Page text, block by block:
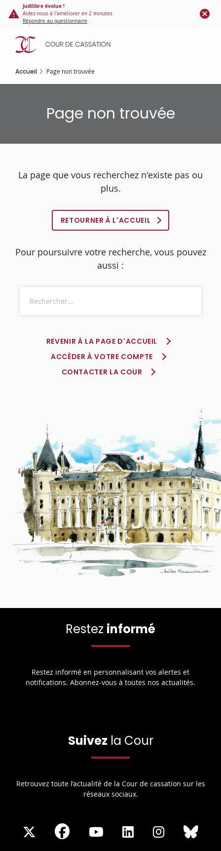
Panneau de gestion des cookies
contenu
principal
Judilibre évolue !
Aidez-nous à l'améliorer en 2 minutes
Répondre au questionnaire
Accueil Page non trouvée
Page non trouvée
La page que vous recherchez n'existe pas ou
plus.
RETOURNER À L'ACCUEIL
Pour poursuivre votre recherche, vous pouvez
aussi :
REVENIR À LA PAGE D'ACCUEIL
ACCÈDER À VOTRE COMPTE
CONTACTER LA COUR
Restez informé
Restez informé en personnalisant vos alertes et
notifications. Abonnez-vous à toutes nos actualités.
Suivez la Cour
Retrouvez toute l’actualité de la Cour de cassation sur les
réseaux sociaux.
ShareShare
Share
Share
Share